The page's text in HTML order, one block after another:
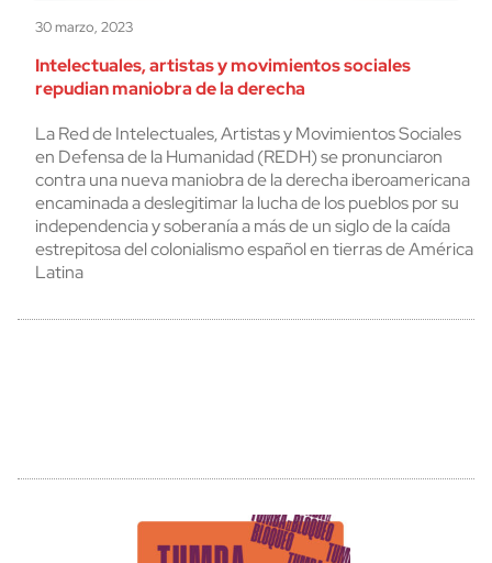
30 marzo, 2023
Intelectuales, artistas y movimientos sociales
repudian maniobra de la derecha
La Red de Intelectuales, Artistas y Movimientos Sociales
en Defensa de la Humanidad (REDH) se pronunciaron
contra una nueva maniobra de la derecha iberoamericana
encaminada a deslegitimar la lucha de los pueblos por su
independencia y soberanía a más de un siglo de la caída
estrepitosa del colonialismo español en tierras de América
Latina